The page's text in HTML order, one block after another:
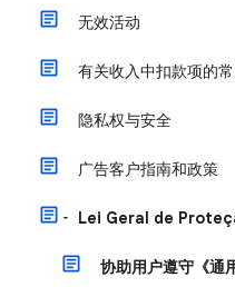
无效活动
有关收入中扣款项的
隐私权与安全
广告客户指南和政策
Lei Geral de
协助用户遵守《通